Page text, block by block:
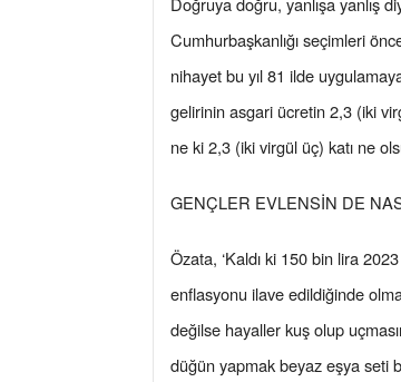
Cumhurbaşkanlığı seçimleri
nihayet bu yıl 81 ilde
gelirinin asgari ücretin 2,3 (iki
ne ki 2,3 (iki virgül üç) katı ne
GENÇLER EVLENSİN DE
Özata, ‘Kaldı ki 150 bin lira
enflasyonu ilave edildiğinde
değilse hayaller kuş olup
düğün yapmak beyaz eşya seti